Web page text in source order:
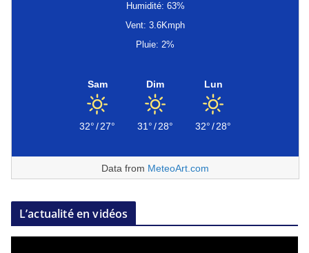
Humidité: 63%
Vent: 3.6Kmph
Pluie: 2%
Sam
32°/27°
Dim
31°/28°
Lun
32°/28°
Data from MeteoArt.com
L’actualité en vidéos